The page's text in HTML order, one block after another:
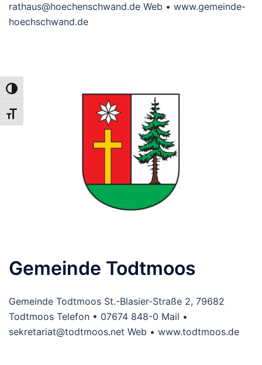
UMSCHALTEN AUF HOHE KONTRASTE
SCHRIFT VERGRÖSSERN
rathaus@hoechenschwand.de Web • www.gemeinde-
hoechschwand.de
Gemeinde Todtmoos
Gemeinde Todtmoos St.-Blasier-Straße 2, 79682
Todtmoos Telefon • 07674 848-0 Mail •
sekretariat@todtmoos.net Web • www.todtmoos.de